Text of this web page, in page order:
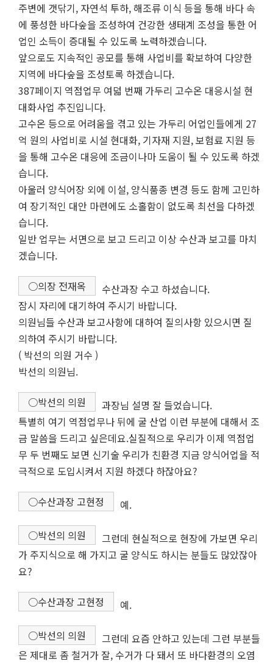
주변에 갯닦기, 자연석 투하, 해조류 이식 등을 통해 바다 속
에 풍성한 바다숲을 조성하여 건강한 생태계 조성을 통한 어
업인 소득이 증대될 수 있도록 노력하겠습니다.
앞으로도 지속적인 공모를 통해 사업비를 확보하여 다양한
지역에 바다숲을 조성토록 하겠습니다.
387페이지 역점업무 여덟 번째 가두리 고수온 대응시설 현
대화사업 추진입니다.
고수온 등으로 어려움을 겪고 있는 가두리 어업인들에게 27
억 원의 사업비로 시설 현대화, 기자재 지원, 보험료 지원 등
을 통해 고수온 대응에 조금이나마 도움이 될 수 있도록 하겠
습니다.
아울러 양식어장 외에 이설, 양식품종 변경 등도 함께 고민하
여 장기적인 대안 마련에도 소홀함이 없도록 최선을 다하겠
습니다.
일반 업무는 서면으로 보고 드리고 이상 수산과 보고를 마치
겠습니다.
○의장 전재옥
수산과장 수고 하셨습니다.
잠시 자리에 대기하여 주시기 바랍니다.
의원님들 수산과 보고사항에 대하여 질의사항 있으시면 질
의하여 주시기 바랍니다.
( 박선의 의원 거수 )
박선의 의원님.
○박선의 의원
과장님 설명 잘 들었습니다.
특별히 여기 역점업무나 뒤에 굴 산업 이런 부분에 대해서 조
금 말씀을 드리고 싶은데요.실질적으로 우리가 이제 역점업
무 두 번째도 보면 신기술 우리가 친환경 지금 양식어업을 적
극적으로 도입시켜서 지원 하겠다 하잖아요?
○수산과장 고현정 예.
○박선의 의원
그런데 현실적으로 현장에 가보면 우리
가 주지식으로 해 가지고 굴 양식도 하시는 분들도 많았잖아
요?
○수산과장 고현정 예.
○박선의 의원
그런데 요즘 안하고 있는데 그런 부분들
은 제대로 좀 철거가 잘, 수거가 다 돼서 또 바다환경의 오염